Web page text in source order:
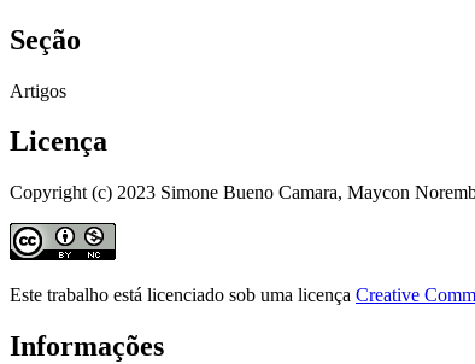
Seção
Artigos
Licença
Copyright (c) 2023 Simone Bueno Camara, Maycon
Este trabalho está licenciado sob uma licença Creative
Informações